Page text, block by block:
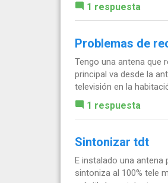
1 respuesta
Problemas de
Tengo una antena que
principal va desde la
televisión en la
1 respuesta
Sintonizar tdt
E instalado una
sintoniza al 100% tele